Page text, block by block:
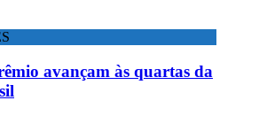
avançam às quartas da